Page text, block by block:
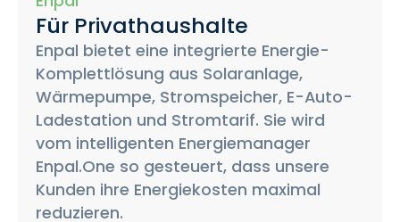
Für Privathaushalte
Enpal bietet eine integrierte Energie-
Komplettlösung aus Solaranlage,
Wärmepumpe, Stromspeicher, E-Auto-
Ladestation und Stromtarif. Sie wird
vom intelligenten Energiemanager
Enpal.One so gesteuert, dass unsere
Kunden ihre Energiekosten maximal
reduzieren.